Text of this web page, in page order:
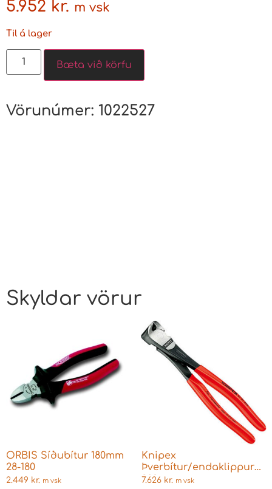
5.952 kr. m vsk
Til á lager
Bæta við körfu
Vörunúmer: 1022527
Skyldar vörur
ORBIS Síðubítur 180mm
28-180
2.449 kr. m vsk
Knipex
Þverbítur/endaklippur
200mm
7.626 kr. m vsk